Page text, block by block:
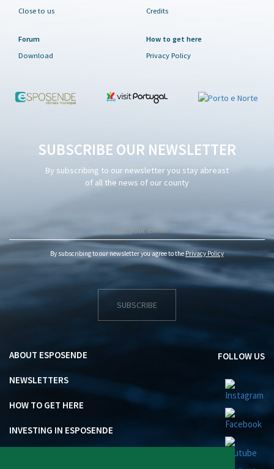
Close to us
Credits
Forum
Download
How to get here
Privacy Policy
SUBSCRIBE OUR NEWSLETTER
By subscribing to our newsletter you stay abreast
of all the news of our county
By subscribing to our newsletter you agree to thePrivacy Policy
SUBSCRIBE
ABOUT ESPOSENDE
NEWSLETTERS
HOW TO GET HERE
INVESTING IN ESPOSENDE
FOLLOW US